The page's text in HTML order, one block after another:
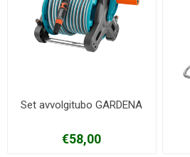
Set avvolgitubo GARDENA
€58,00